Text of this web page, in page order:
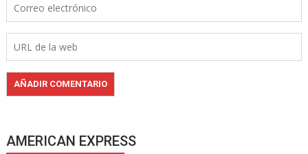
AMERICAN EXPRESS